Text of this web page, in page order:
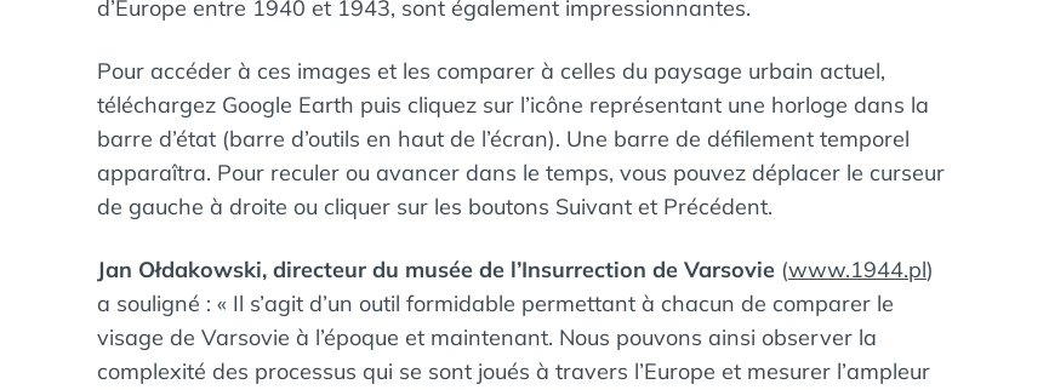
d’Europe entre 1940 et 1943, sont également impressionnantes.
Pour accéder à ces images et les comparer à celles du paysage urbain actuel,
téléchargez Google Earth puis cliquez sur l’icône représentant une horloge dans la
barre d’état (barre d’outils en haut de l’écran). Une barre de défilement temporel
apparaîtra. Pour reculer ou avancer dans le temps, vous pouvez déplacer le curseur
de gauche à droite ou cliquer sur les boutons Suivant et Précédent.
Jan Ołdakowski, directeur du musée de l’Insurrection de Varsovie (www.1944.pl)
a souligné : « Il s’agit d’un outil formidable permettant à chacun de comparer le
visage de Varsovie à l’époque et maintenant. Nous pouvons ainsi observer la
complexité des processus qui se sont joués à travers l’Europe et mesurer l’ampleur